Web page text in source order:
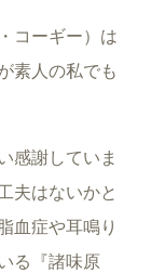
コーギー）は
素人の私でも
感謝していま
夫はないかと
血症や耳鳴り
る『諸味原